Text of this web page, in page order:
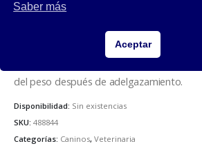
Royal Canin
Alimento seco para gatos con diabetes
del peso después de adelgazamiento.
Disponibilidad: Sin existencias
SKU: 488844
Categorías: Caninos, Veterinaria
Saber más
Aceptar